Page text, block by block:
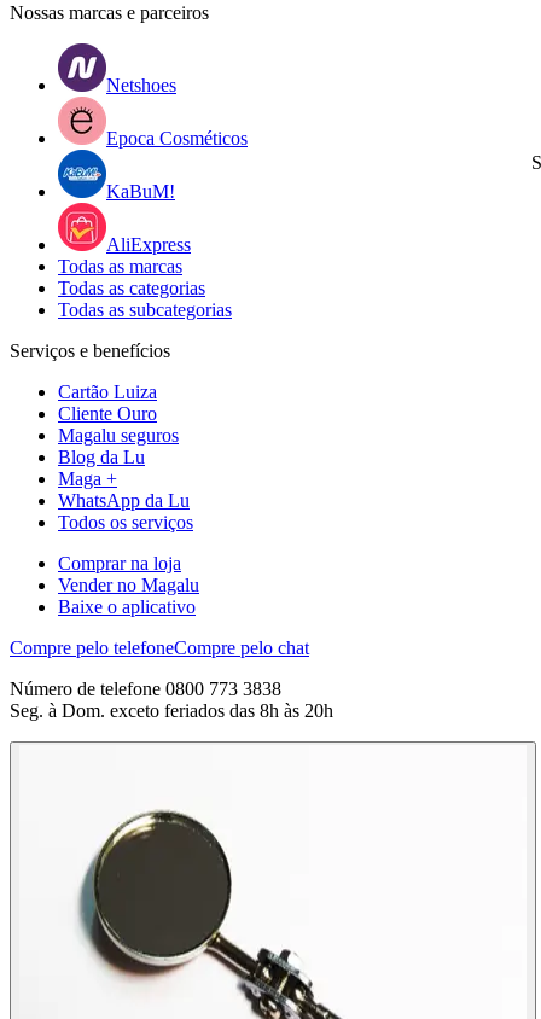
Nossas marcas e parceiros
Netshoes
Epoca Cosméticos
KaBuM!
AliExpress
Todas as marcas
Todas as categorias
Todas as subcategorias
Serviços e benefícios
Cartão Luiza
Cliente Ouro
Magalu seguros
Blog da Lu
Maga +
WhatsApp da Lu
Todos os serviços
Comprar na loja
Vender no Magalu
Baixe o aplicativo
Compre pelo telefoneCompre pelo chat
Número de telefone 0800 773 3838
Seg. à Dom. exceto feriados das 8h às 20h